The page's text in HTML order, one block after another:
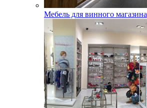
Мебель для винного магазина